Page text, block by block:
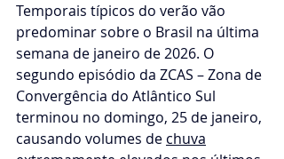
Temporais típicos do verão vão
predominar sobre o Brasil na última
semana de janeiro de 2026. O
segundo episódio da ZCAS – Zona de
Convergência do Atlântico Sul
terminou no domingo, 25 de janeiro,
causando volumes de chuva